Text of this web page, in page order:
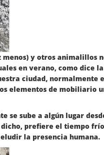
menos) y otros animalillos
en verano, como dice
ciudad, normalmente
elementos de mobiliario
se sube a algún lugar
prefiere el tiempo
la presencia humana.